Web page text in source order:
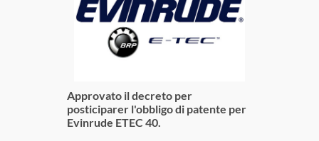
Approvato il decreto per
posticiparer l'obbligo di patente per
Evinrude ETEC 40.